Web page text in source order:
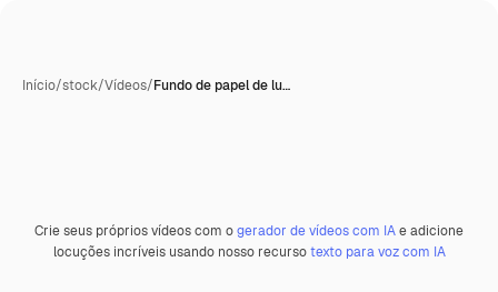
Início/stock/Vídeos/Fundo de papel de lu…
Premium
Crie seus próprios vídeos com ogerador de vídeos com IAe adicione
locuções incríveis usando nosso recursotexto para voz com IA